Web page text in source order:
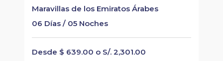
Maravillas de los Emiratos Árabes
06 Días / 05 Noches
Desde $ 639.00 o S/. 2,301.00